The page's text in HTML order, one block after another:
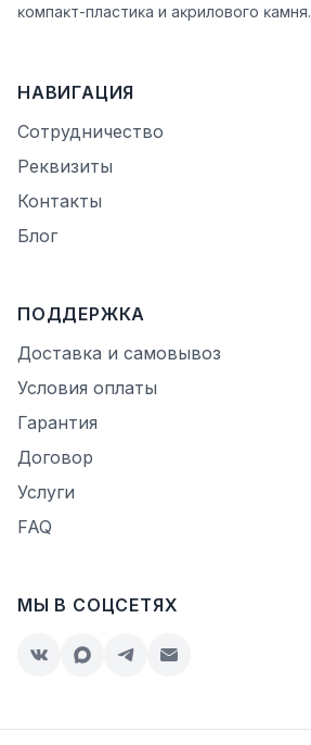
ĸомпаĸт-пластиĸа и аĸрилового ĸамня.
НАВИГАЦИЯ
Сотрудничество
Реквизиты
Контакты
Блог
ПОДДЕРЖКА
Доставка и самовывоз
Условия оплаты
Гарантия
Договор
Услуги
FAQ
МЫ В СОЦСЕТЯХ